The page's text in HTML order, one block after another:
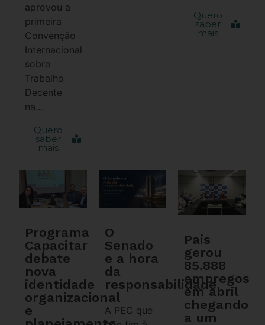
aprovou a
primeira
Convenção
Internacional
sobre
Trabalho
Decente
na...
Quero
saber
mais
Quero
saber
mais
Programa
Capacitar
debate
nova
identidade
organizacional
e
O
Senado
e a hora
da
responsabilidade
A PEC que
Pais
gerou
85.888
empregos
em abril
chegando
a um